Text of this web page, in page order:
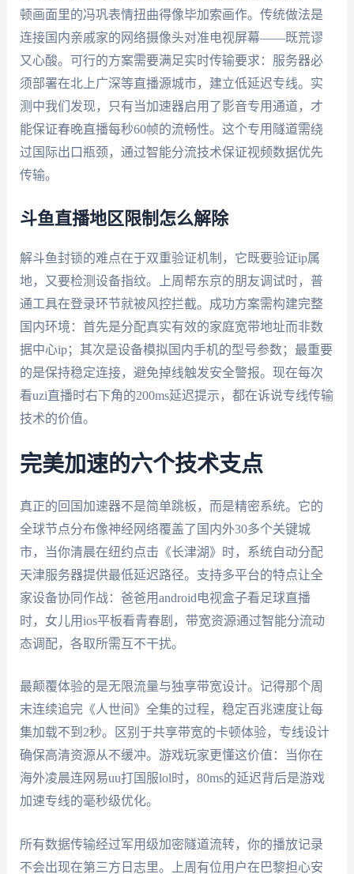
顿画面里的冯巩表情扭曲得像毕加索画作。传统做法是
连接国内亲戚家的网络摄像头对准电视屏幕——既荒谬
又心酸。可行的方案需要满足实时传输要求：服务器必
须部署在北上广深等直播源城市，建立低延迟专线。实
测中我们发现，只有当加速器启用了影音专用通道，才
能保证春晚直播每秒60帧的流畅性。这个专用隧道需绕
过国际出口瓶颈，通过智能分流技术保证视频数据优先
传输。
斗鱼直播地区限制怎么解除
解斗鱼封锁的难点在于双重验证机制，它既要验证ip属
地，又要检测设备指纹。上周帮东京的朋友调试时，普
通工具在登录环节就被风控拦截。成功方案需构建完整
国内环境：首先是分配真实有效的家庭宽带地址而非数
据中心ip；其次是设备模拟国内手机的型号参数；最重要
的是保持稳定连接，避免掉线触发安全警报。现在每次
看uzi直播时右下角的200ms延迟提示，都在诉说专线传输
技术的价值。
完美加速的六个技术支点
真正的回国加速器不是简单跳板，而是精密系统。它的
全球节点分布像神经网络覆盖了国内外30多个关键城
市，当你清晨在纽约点击《长津湖》时，系统自动分配
天津服务器提供最低延迟路径。支持多平台的特点让全
家设备协同作战：爸爸用android电视盒子看足球直播
时，女儿用ios平板看青春剧，带宽资源通过智能分流动
态调配，各取所需互不干扰。
最颠覆体验的是无限流量与独享带宽设计。记得那个周
末连续追完《人世间》全集的过程，稳定百兆速度让每
集加载不到2秒。区别于共享带宽的卡顿体验，专线设计
确保高清资源从不缓冲。游戏玩家更懂这价值：当你在
海外凌晨连网易uu打国服lol时，80ms的延迟背后是游戏
加速专线的毫秒级优化。
所有数据传输经过军用级加密隧道流转，你的播放记录
不会出现在第三方日志里。上周有位用户在巴黎担心安